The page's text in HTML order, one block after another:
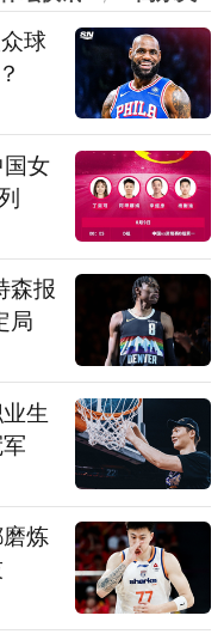
球
女
森报
局
生
炼